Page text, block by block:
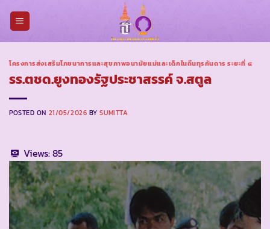
โครงการส่งเสริมโภชนาการและสุขภาพอนามัยแม่และเด็กในถิ่นทุรกันดาร ระยะที่ ๔
รร.ตชด.ยูงทองรัฐประชาสรรค์ จ.สตูล
POSTED ON 21/05/2026 BYSUMITTA
Views:85